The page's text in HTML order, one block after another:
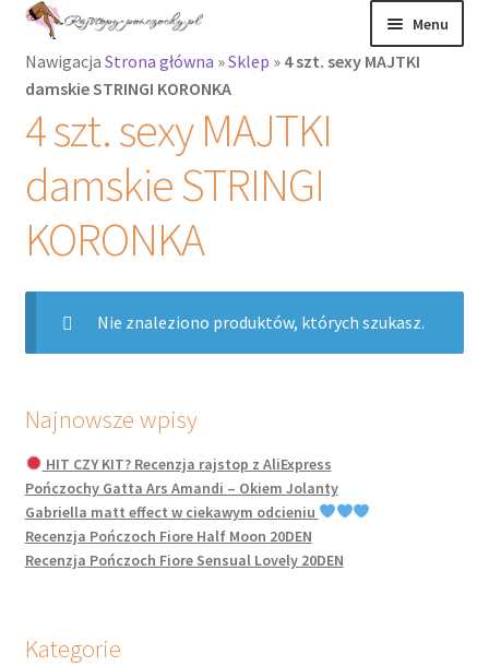
Przejdź
nawigacji
Przejdź
treści
Menu
Rajstopy
Rozwiń
menu
potomne
Rajstopy Orirose
Pończochy i
zakolanówki
menu
potomne
Nawigacja Strona główna »Sklep » 4 szt. sexy MAJTKI
damskie STRINGI KORONKA
4 szt. sexy MAJTKI
damskie STRINGI
KORONKA
Nie znaleziono produktów, których szukasz.
Najnowsze wpisy
HIT CZY KIT? Recenzja rajstop z AliExpress
Pończochy Gatta Ars Amandi – Okiem Jolanty
Gabriella matt effect w ciekawym odcieniu
Recenzja Pończoch Fiore Half Moon 20DEN
Recenzja Pończoch Fiore Sensual Lovely 20DEN
Kategorie